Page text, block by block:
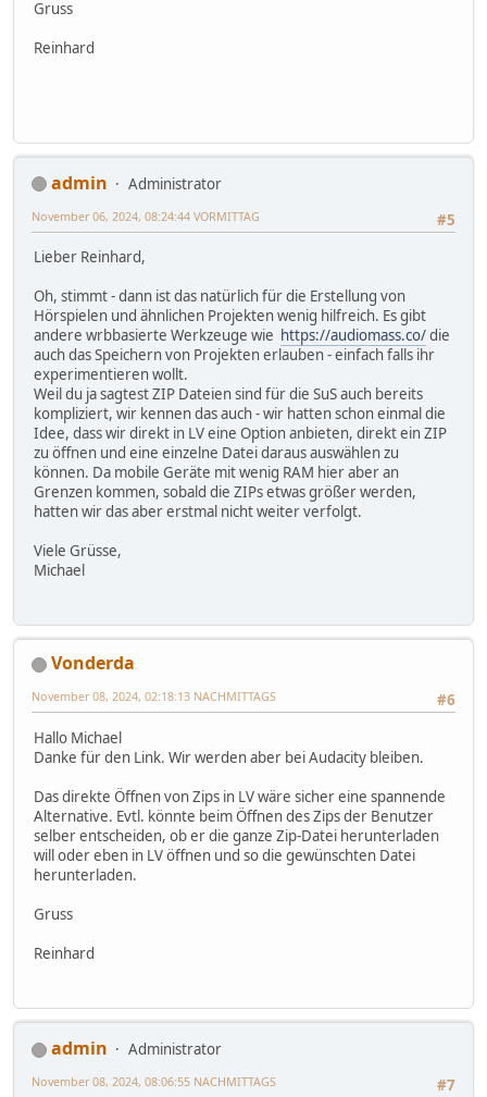
Gruss
Reinhard
admin
Administrator
#5
November 06, 2024, 08:24:44 VORMITTAG
Lieber Reinhard,
Oh, stimmt - dann ist das natürlich für die Erstellung von
Hörspielen und ähnlichen Projekten wenig hilfreich. Es gibt
andere wrbbasierte Werkzeuge wie https://audiomass.co/die
auch das Speichern von Projekten erlauben - einfach falls ihr
experimentieren wollt.
Weil du ja sagtest ZIP Dateien sind für die SuS auch bereits
kompliziert, wir kennen das auch - wir hatten schon einmal die
Idee, dass wir direkt in LV eine Option anbieten, direkt ein ZIP
zu öffnen und eine einzelne Datei daraus auswählen zu
können. Da mobile Geräte mit wenig RAM hier aber an
Grenzen kommen, sobald die ZIPs etwas größer werden,
hatten wir das aber erstmal nicht weiter verfolgt.
Viele Grüsse,
Michael
Vonderda
#6
November 08, 2024, 02:18:13 NACHMITTAGS
Hallo Michael
Danke für den Link. Wir werden aber bei Audacity bleiben.
Das direkte Öffnen von Zips in LV wäre sicher eine spannende
Alternative. Evtl. könnte beim Öffnen des Zips der Benutzer
selber entscheiden, ob er die ganze Zip-Datei herunterladen
will oder eben in LV öffnen und so die gewünschten Datei
herunterladen.
Gruss
Reinhard
admin
Administrator
#7
November 08, 2024, 08:06:55 NACHMITTAGS